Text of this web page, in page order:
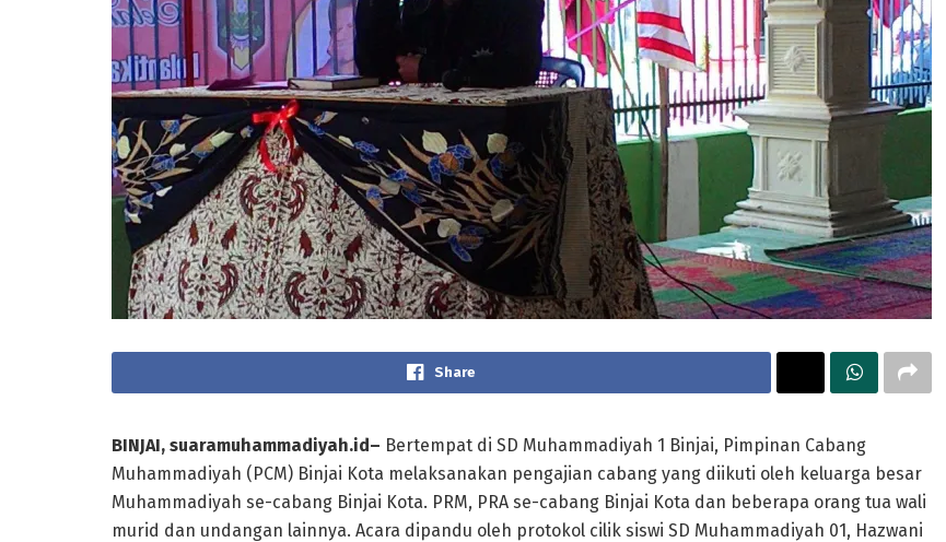
Share
BINJAI, suaramuhammadiyah.id– Bertempat di SD Muhammadiyah 1 Binjai, Pimpinan Cabang
Muhammadiyah (PCM) Binjai Kota melaksanakan pengajian cabang yang diikuti oleh keluarga besar
Muhammadiyah se-cabang Binjai Kota. PRM, PRA se-cabang Binjai Kota dan beberapa orang tua wali
murid dan undangan lainnya. Acara dipandu oleh protokol cilik siswi SD Muhammadiyah 01, Hazwani